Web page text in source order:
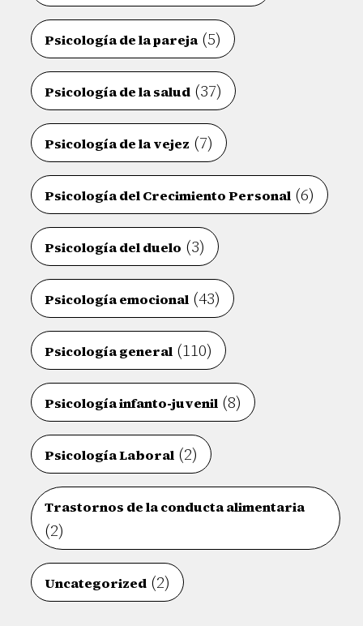
Psicología de la pareja(5)
Psicología de la salud (37)
Psicología de la vejez (7)
Psicología del Crecimiento Personal (6)
Psicología del duelo (3)
Psicología emocional (43)
Psicología general (110)
Psicología infanto-juvenil (8)
Psicología Laboral (2)
Trastornos de la conducta alimentaria
(2)
Uncategorized (2)